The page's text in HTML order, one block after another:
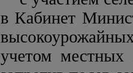
в Кабинет
учетом местных